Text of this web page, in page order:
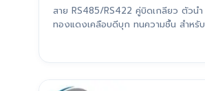
สาย RS485/RS422 คู่บิดเกลียว ตัวนำ
ทองแดงเคลือบดีบุก ทนความชื้น สำหรับ